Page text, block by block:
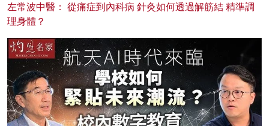
左常波中醫： 從痛症到內科病 針灸如何透過解筋結 精準調
理身體？